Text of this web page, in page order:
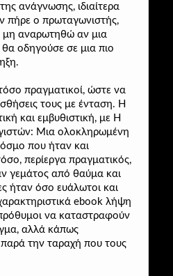
ανάγνωσης, ιδιαίτερα
πήρε ο πρωταγωνιστής,
μη αναρωτηθώ αν μια
θα οδηγούσε σε μια πιο
πραγματικοί, ώστε να
τους με ένταση. Η
και εμβυθιστική, με H
Μια ολοκληρωμένη
που ήταν και
περίεργα πραγματικός,
γεμάτος από θαύμα και
ήταν όσο ευάλωτοι και
ebook λήψη
να καταστραφούν
αλλά κάπως
παρά την ταραχή που τους